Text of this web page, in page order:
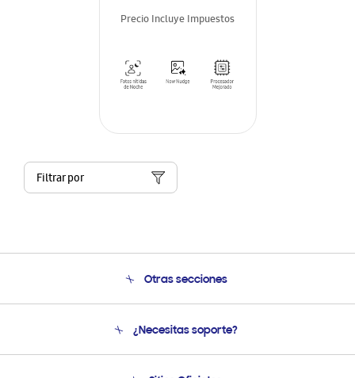
Precio Incluye Impuestos
Filtrar por
Otras secciones
Soporte
¿Necesitas soporte?